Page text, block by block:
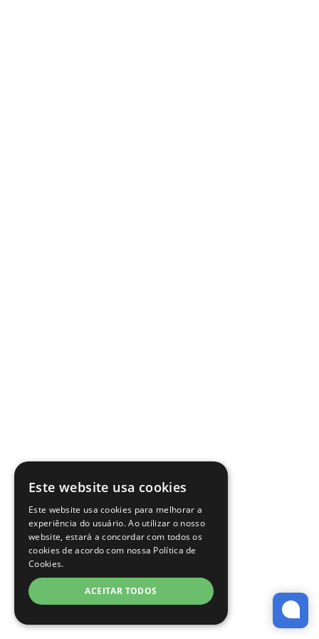
Este website usa cookies
Este website usa cookies para melhorar a
experiência do usuário. Ao utilizar o nosso
website, estará a concordar com todos os
cookies de acordo com nossa Política de
Cookies.
ACEITAR TODOS